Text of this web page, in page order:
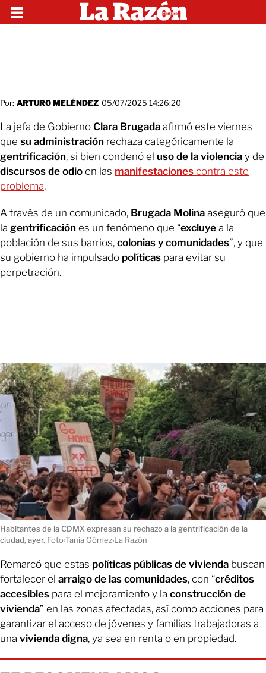
Por: ARTURO MELÉNDEZ 05/07/2025 14:26:20
La jefa de Gobierno Clara Brugada afirmó este viernes
que su administración rechaza categóricamente la
gentrificación, si bien condenó el uso de la violencia y de
discursos de odio en las manifestaciones contra este
problema.
A través de un comunicado, Brugada Molina aseguró que
la gentrificación es un fenómeno que “excluye a la
población de sus barrios, colonias y comunidades”, y que
su gobierno ha impulsado políticas para evitar su
perpetración.
Habitantes de la CDMX expresan su rechazo a la gentrificación de la
ciudad, ayer. Foto›Tania Gómez›La Razón
Remarcó que estas políticas públicas de vivienda buscan
fortalecer el arraigo de las comunidades, con “créditos
accesibles para el mejoramiento y la construcción de
vivienda” en las zonas afectadas, así como acciones para
garantizar el acceso de jóvenes y familias trabajadoras a
una vivienda digna, ya sea en renta o en propiedad.